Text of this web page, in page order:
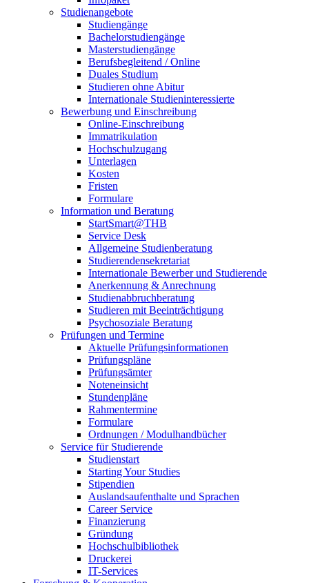
Studienangebote
Studiengänge
Bachelorstudiengänge
Masterstudiengänge
Berufsbegleitend / Online
Duales Studium
Studieren ohne Abitur
Internationale Studieninteressierte
Bewerbung und Einschreibung
Online-Einschreibung
Immatrikulation
Hochschulzugang
Unterlagen
Kosten
Fristen
Formulare
Information und Beratung
StartSmart@THB
Service Desk
Allgemeine Studienberatung
Studierendensekretariat
Internationale Bewerber und Studierende
Anerkennung & Anrechnung
Studienabbruchberatung
Studieren mit Beeinträchtigung
Psychosoziale Beratung
Prüfungen und Termine
Aktuelle Prüfungsinformationen
Prüfungspläne
Prüfungsämter
Noteneinsicht
Stundenpläne
Rahmentermine
Formulare
Ordnungen / Modulhandbücher
Service für Studierende
Studienstart
Starting Your Studies
Stipendien
Auslandsaufenthalte und Sprachen
Career Service
Finanzierung
Gründung
Hochschulbibliothek
Druckerei
IT-Services